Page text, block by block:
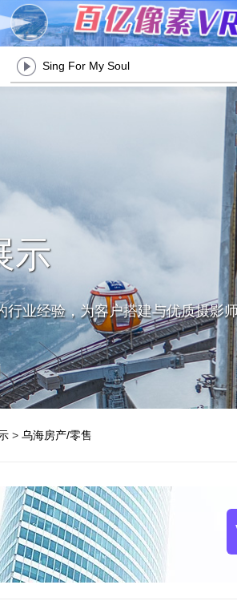
Sing For My Soul
示
行业经验，为客户搭建与优质摄影
> 乌海房产/零售